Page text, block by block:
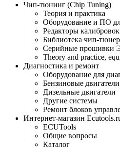
Чип-тюнинг (Chip Tuning)
Теория и практика
Оборудование и ПО
Редакторы калибровок
Библиотека чип-
Серийные прошивки
Theory and practice,
Диагностика и ремонт
Оборудование для
Бензиновые двигатели
Дизельные двигатели
Другие системы
Ремонт блоков
Интернет-магазин
ECUTools
Общие вопросы
Каталог